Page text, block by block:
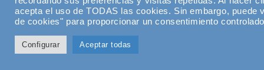
acepta el uso de TODAS las cookies. Sin embargo, puede
de cookies" para proporcionar un consentimiento
Configurar Aceptar todas